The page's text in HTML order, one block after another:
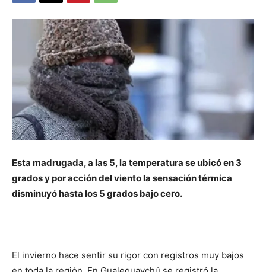
Esta madrugada, a las 5, la temperatura se ubicó en 3
grados y por acción del viento la sensación térmica
disminuyó hasta los 5 grados bajo cero.
El invierno hace sentir su rigor con registros muy bajos